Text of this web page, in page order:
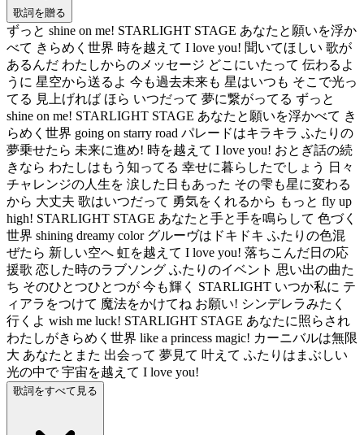
歌詞を贈る
ずっと shine on me! STARLIGHT STAGE あなたと願いを浮か
べて きらめく世界 時を越えて I love you! 聞いてほしい 歌が
あるんだ わたしからのメッセージ どこにいたって 伝わるよ
うに 星空から送るよ 今も過去未来も 星はいつも そこで光っ
てる 見上げれば ほら いつだって 夢に繋がってる ずっと
shine on me! STARLIGHT STAGE あなたと願いを浮かべて き
らめく世界 going on starry road パレードはキラキラ ふたりの
夢乗せたら 未来に進め! 時を越えて I love you! おとぎ話の続
きなら わたしはもう知ってる 幸せに暮らしたでしょう 日々
チャレンジの人生を 涙した日もあった その雫も星に変わる
から 大丈夫 歌はいつだって 勇気をくれるから もっと fly up
high! STARLIGHT STAGE あなたと手と手を鳴らして 色づく
世界 shining dreamy color グルーヴはドキドキ ふたりの色混
ぜたら 新しい空へ 虹を越えて I love you! 落ちこんだ日の応
援歌 恋した時のラブソング ふたりのイベント 思い出の曲た
ち そのひとつひとつが 今も輝く STARLIGHT いつか私に テ
ィアラをつけて 魔法をかけてね お願い! シンデレラみたく
行くよ wish me luck! STARLIGHT STAGE あなたに照らされ
わたしがきらめく世界 like a princess magic! カーニバルは無限
大 あなたとまた 出会って 夢見て 叶えて ふたりはまぶしい
光の中で 宇宙を越えて I love you!
歌詞をすべて見る